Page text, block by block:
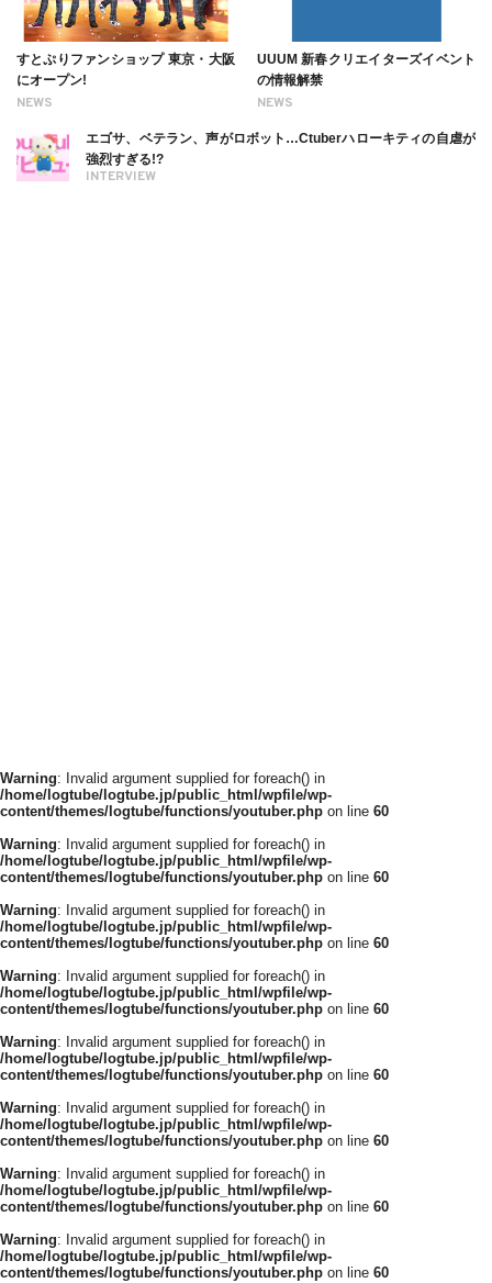
NEWS
すとぷりファンショップ 東京・大阪
にオープン!
NEWS
UUUM 新春クリエイターズイベント
の情報解禁
INTERVIEW
エゴサ、ベテラン、声がロボット…Ctuberハローキティの自虐が
強烈すぎる!?
Warning: Invalid argument supplied for foreach() in
/home/logtube/logtube.jp/public_html/wpfile/wp-
content/themes/logtube/functions/youtuber.php on line 60
Warning: Invalid argument supplied for foreach() in
/home/logtube/logtube.jp/public_html/wpfile/wp-
content/themes/logtube/functions/youtuber.php on line 60
Warning: Invalid argument supplied for foreach() in
/home/logtube/logtube.jp/public_html/wpfile/wp-
content/themes/logtube/functions/youtuber.php on line 60
Warning: Invalid argument supplied for foreach() in
/home/logtube/logtube.jp/public_html/wpfile/wp-
content/themes/logtube/functions/youtuber.php on line 60
Warning: Invalid argument supplied for foreach() in
/home/logtube/logtube.jp/public_html/wpfile/wp-
content/themes/logtube/functions/youtuber.php on line 60
Warning: Invalid argument supplied for foreach() in
/home/logtube/logtube.jp/public_html/wpfile/wp-
content/themes/logtube/functions/youtuber.php on line 60
Warning: Invalid argument supplied for foreach() in
/home/logtube/logtube.jp/public_html/wpfile/wp-
content/themes/logtube/functions/youtuber.php on line 60
Warning: Invalid argument supplied for foreach() in
/home/logtube/logtube.jp/public_html/wpfile/wp-
content/themes/logtube/functions/youtuber.php on line 60